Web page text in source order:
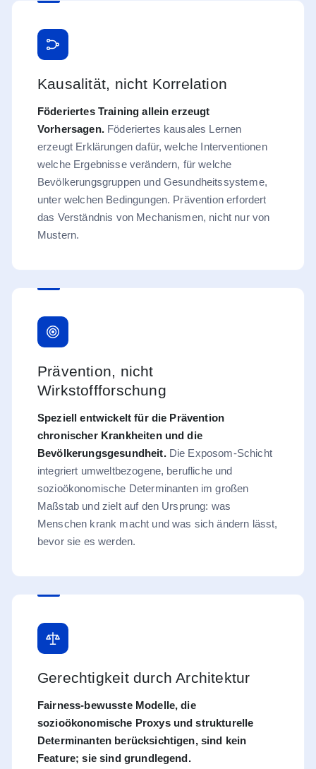
Kausalität, nicht Korrelation
Föderiertes Training allein erzeugt
Vorhersagen.Föderiertes kausales Lernen
erzeugt Erklärungen dafür, welche Interventionen
welche Ergebnisse verändern, für welche
Bevölkerungsgruppen und Gesundheitssysteme,
unter welchen Bedingungen. Prävention erfordert
das Verständnis von Mechanismen, nicht nur von
Mustern.
Prävention, nicht
Wirkstoffforschung
Speziell entwickelt für die Prävention
chronischer Krankheiten und die
Bevölkerungsgesundheit.Die Exposom-Schicht
integriert umweltbezogene, berufliche und
sozioökonomische Determinanten im großen
Maßstab und zielt auf den Ursprung: was
Menschen krank macht und was sich ändern lässt,
bevor sie es werden.
Gerechtigkeit durch Architektur
Fairness-bewusste Modelle, die
sozioökonomische Proxys und strukturelle
Determinanten berücksichtigen, sind kein
Feature; sie sind grundlegend.